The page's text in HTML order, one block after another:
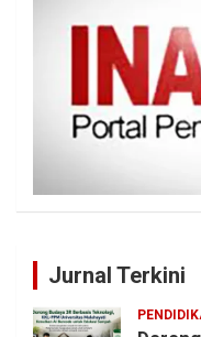
Jurnal Terkini